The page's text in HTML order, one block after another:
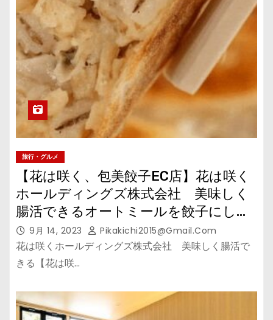
旅行・グルメ
【花は咲く、包美餃子EC店】花は咲く
ホールディングズ株式会社 美味しく
腸活できるオートミールを餃子にしま
した。
9月 14, 2023 Pikakichi2015@gmail.com
花は咲くホールディングズ株式会社 美味しく腸活で
きる【花は咲…